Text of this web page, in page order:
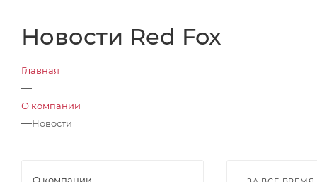
Новости Red Fox
Главная
—
О компании
—Новости